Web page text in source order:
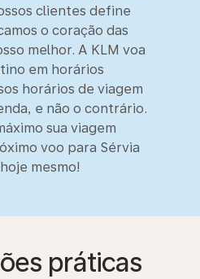
clientes define
o coração das
melhor. A KLM voa
em horários
horários de viagem
e não o contrário.
sua viagem
voo para Sérvia
mesmo!
práticas